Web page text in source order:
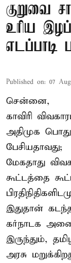
குறுவை
உரிய
எடப்பாடி
Published on: 07
சென்னை,
காவிரி
அதிமுக
பேசியதாவது;
மேகதாது
கூட்டத்தை
இதுதான்
கர்நாடக
இருந்தும்,
அரசு